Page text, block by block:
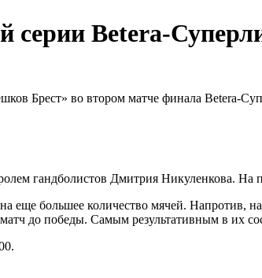
серии Betera-
Брест» во втором матче финала Betera-
гандболистов Дмитрия Никуленкова.
еще большее количество мячей.
до победы. Самым результативным в их